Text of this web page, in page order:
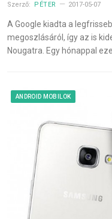
Szerző: PÉTER 2017-05-07
A Google kiadta a
megoszlásáról, így az is
Nougatra. Egy hónappal
ANDROID MOBILOK